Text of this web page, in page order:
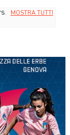
.
MOSTRA TUTTI